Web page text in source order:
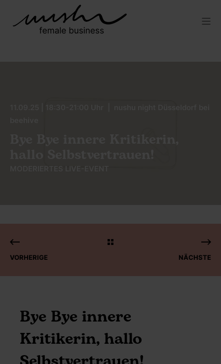
Bye Bye innere Kritikerin,
MODERIERTES LIVE-EVENT
VORHERIGE NÄCHSTE
Bye Bye innere
Kritikerin, hallo